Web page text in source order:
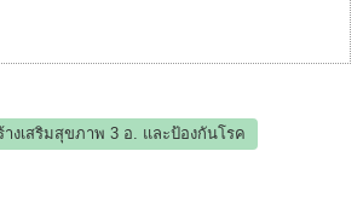
างเสริมสุขภาพ 3 อ.​ และป้องกันโรค